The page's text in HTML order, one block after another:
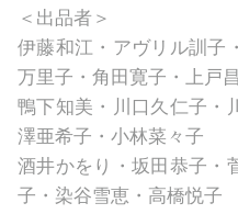
＜出品者＞
伊藤和江・アヴリル訓子
万里子・角田寛子・上戸
鴨下知美・川口久仁子・
澤亜希子・小林菜々子
酒井かをり・坂田恭子・
子・染谷雪恵・高橋悦子